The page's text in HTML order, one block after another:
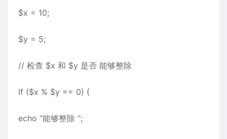
$x = 10;
$y = 5;
// 检查 $x 和 $y 是否 能够整除
If ($x % $y == 0) {
echo “能够整除 “;